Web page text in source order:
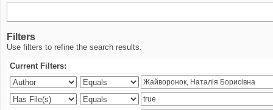
Filters
Use filters to refine the search results.
Current Filters: